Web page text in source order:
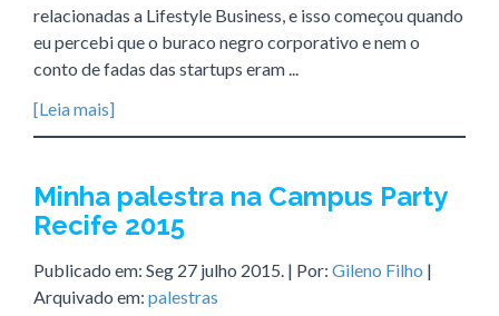
relacionadas a Lifestyle Business, e isso começou quando
eu percebi que o buraco negro corporativo e nem o
conto de fadas das startups eram ...
[Leia mais]
Minha palestra na Campus Party
Recife 2015
Publicado em: Seg 27 julho 2015. | Por: Gileno Filho |
Arquivado em: palestras